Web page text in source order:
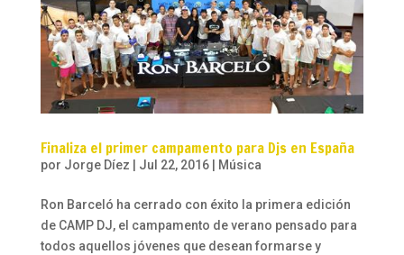
Finaliza el primer campamento para Djs en España
por Jorge Díez Jul 22, 2016| Música
Ron Barceló ha cerrado con éxito la primera edición
de CAMP DJ, el campamento de verano pensado para
todos aquellos jóvenes que desean formarse y